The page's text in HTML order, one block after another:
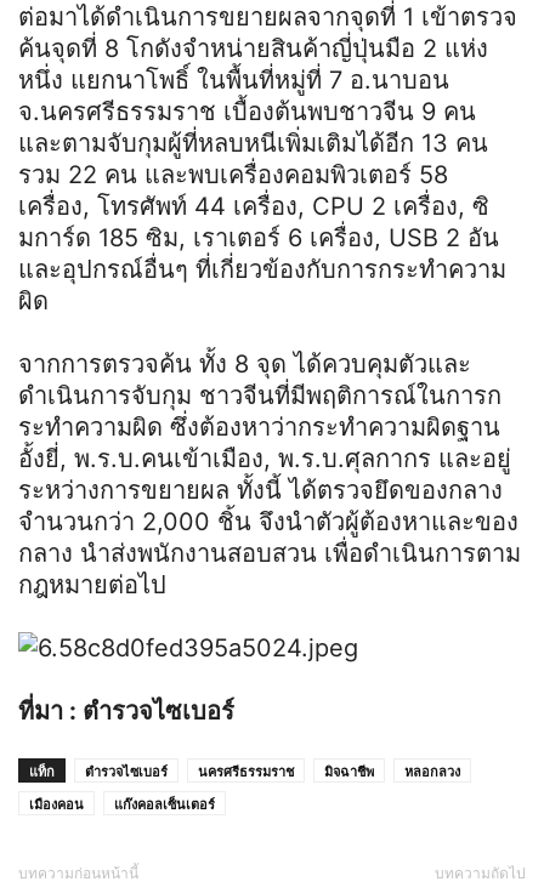
ต่อมาได้ดำเนินการขยายผลจากจุดที่ 1 เข้าตรวจ
ค้นจุดที่ 8 โกดังจำหน่ายสินค้าญี่ปุ่นมือ 2 แห่ง
หนึ่ง แยกนาโพธิ์ ในพื้นที่หมู่ที่ 7 อ.นาบอน
จ.นครศรีธรรมราช เบื้องต้นพบชาวจีน 9 คน
และตามจับกุมผู้ที่หลบหนีเพิ่มเติมได้อีก 13 คน
รวม 22 คน และพบเครื่องคอมพิวเตอร์ 58
เครื่อง, โทรศัพท์ 44 เครื่อง, CPU 2 เครื่อง, ซิ
มการ์ด 185 ซิม, เราเตอร์ 6 เครื่อง, USB 2 อัน
และอุปกรณ์อื่นๆ ที่เกี่ยวข้องกับการกระทำความ
ผิด
จากการตรวจค้น ทั้ง 8 จุด ได้ควบคุมตัวและ
ดำเนินการจับกุม ชาวจีนที่มีพฤติการณ์ในการก
ระทำความผิด ซึ่งต้องหาว่ากระทำความผิดฐาน
อั้งยี่, พ.ร.บ.คนเข้าเมือง, พ.ร.บ.ศุลกากร และอยู่
ระหว่างการขยายผล ทั้งนี้ ได้ตรวจยึดของกลาง
จำนวนกว่า 2,000 ชิ้น จึงนำตัวผู้ต้องหาและของ
กลาง นำส่งพนักงานสอบสวน เพื่อดำเนินการตาม
กฎหมายต่อไป
ที่มา : ตำรวจไซเบอร์
แท็ก ตำรวจไซเบอร์ นครศรีธรรมราช มิจฉาชีพ
หลอกลวง
เมืองคอน
แก๊งคอลเซ็นเตอร์
บทความก่อนหน้านี้ บทความถัดไป